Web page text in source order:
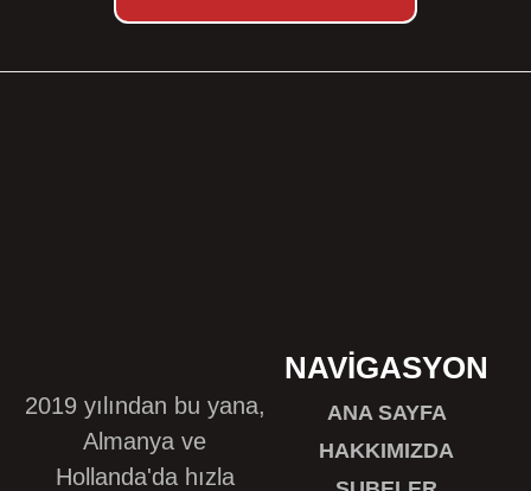
NAVIGASYON
ANA SAYFA
HAKKIMIZDA
2019 yılından bu yana,
Almanya ve
Hollanda'da hızla